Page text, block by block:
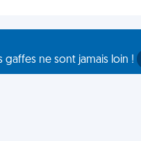
gaffes ne sont jamais loin !